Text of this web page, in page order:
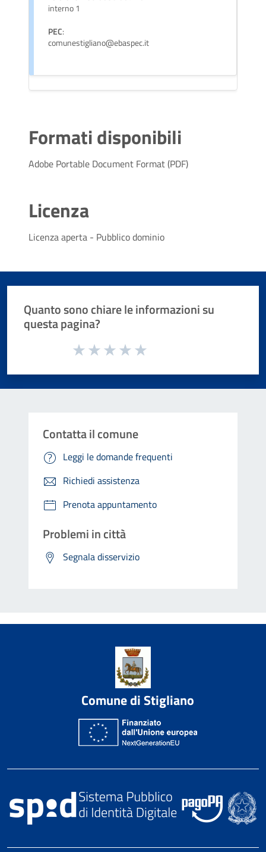
interno 1
PEC:
comunestigliano@ebaspec.it
Formati disponibili
Adobe Portable Document Format (PDF)
Licenza
Licenza aperta - Pubblico dominio
Quanto sono chiare le informazioni su
questa pagina?
Valuta da 1 a 5 stelle la pagina
Contatta il comune
Leggi le domande frequenti
Richiedi assistenza
Prenota appuntamento
Problemi in città
Segnala disservizio
Comune di Stigliano